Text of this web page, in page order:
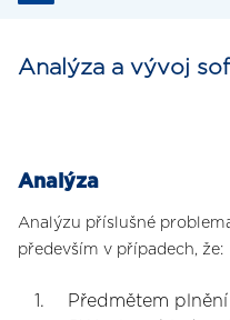
Analýza a vývoj
Analýza
Analýzu příslušné
především v případech, že:
Předmětem